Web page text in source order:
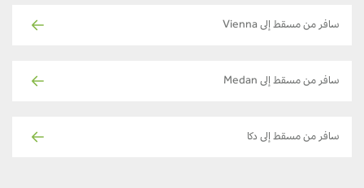
سافر من مسقط إلى Vienna
سافر من مسقط إلى Medan
سافر من مسقط إلى دكا